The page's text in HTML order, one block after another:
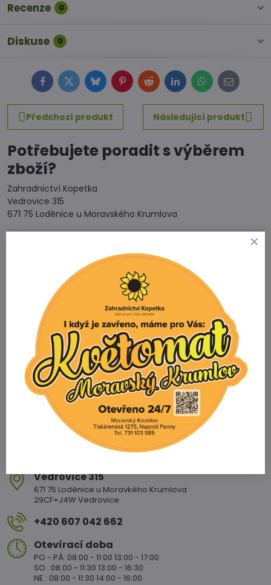
Recenze 0
Diskuse 0
FacebookTwitterBlueskyPinterestRedditLinkedInWhatsApp
E-
mail
Předchozí produkt
Následující produkt
Potřebujete poradit s výběrem
zboží?
Zahradnictví Kopetka
Vedrovice 315
671 75 Loděnice u Moravského Krumlova
+420 731 103 985
Prodejna
+420 607 042 662
Email
info@zahradnictvikopetka.cz
Zahradnictví Vedrovice
Vedrovice 315
671 75 Loděnice u Moravkého Krumlova
29CF+J4W Vedrovice
+420 607 042 662
Otevírací doba
PO - PÁ: 08:00 - 11:00 13:00 - 17:00
SO : 08:00 - 11:30 13:00 - 16:30
NE : 08:00 - 11:30 14:00 - 16:00